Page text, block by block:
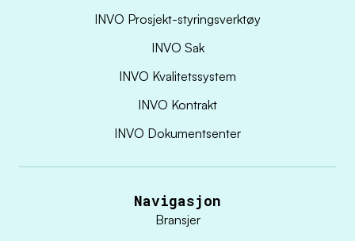
INVO Prosjekt-styringsverktøy
INVO Sak
INVO Kvalitetssystem
INVO Kontrakt
INVO Dokumentsenter
Navigasjon
Bransjer